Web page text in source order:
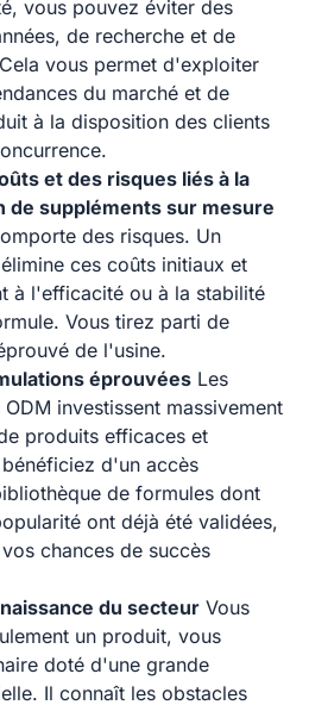
vous pouvez éviter des
de recherche et de
vous permet d'exploiter
du marché et de
à la disposition des clients
et des risques liés à la
de suppléments sur mesure
des risques. Un
ces coûts initiaux et
à l'efficacité ou à la stabilité
Vous tirez parti de
de l'usine.
éprouvées Les
investissent massivement
produits efficaces et
d'un accès
de formules dont
ont déjà été validées,
chances de succès
du secteur Vous
un produit, vous
doté d'une grande
Il connaît les obstacles